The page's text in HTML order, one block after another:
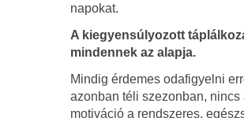
napokat.
A kiegyensúlyozott
mindennek az alapja.
Mindig érdemes odafigyelni
azonban téli szezonban, nincs
motiváció a rendszeres,